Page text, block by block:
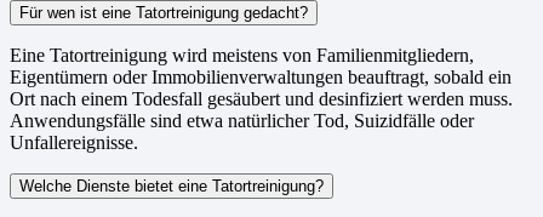
Für wen ist eine Tatortreinigung gedacht?
Eine Tatortreinigung wird meistens von Familienmitgliedern,
Eigentümern oder Immobilienverwaltungen beauftragt, sobald ein
Ort nach einem Todesfall gesäubert und desinfiziert werden muss.
Anwendungsfälle sind etwa natürlicher Tod, Suizidfälle oder
Unfallereignisse.
Welche Dienste bietet eine Tatortreinigung?